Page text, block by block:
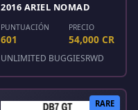
2016 ARIEL NOMAD
PUNTUACIÓN
601
PRECIO
54,000 CR
UNLIMITED BUGGIESRWD
RARE